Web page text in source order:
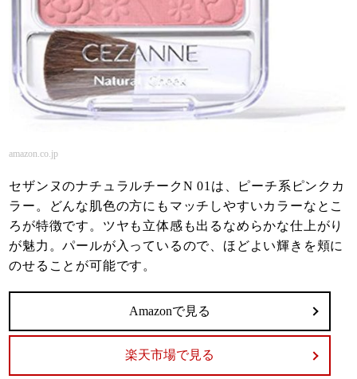
amazon.co.jp
セザンヌのナチュラルチークN 01は、ピーチ系ピンクカ
ラー。どんな肌色の方にもマッチしやすいカラーなとこ
ろが特徴です。ツヤも立体感も出るなめらかな仕上がり
が魅力。パールが入っているので、ほどよい輝きを頬に
のせることが可能です。
Amazonで見る
楽天市場で見る